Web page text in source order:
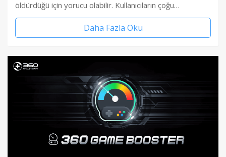
öldürdüğü için yorucu olabilir. Kullanıcıların çoğu…
Daha Fazla Oku